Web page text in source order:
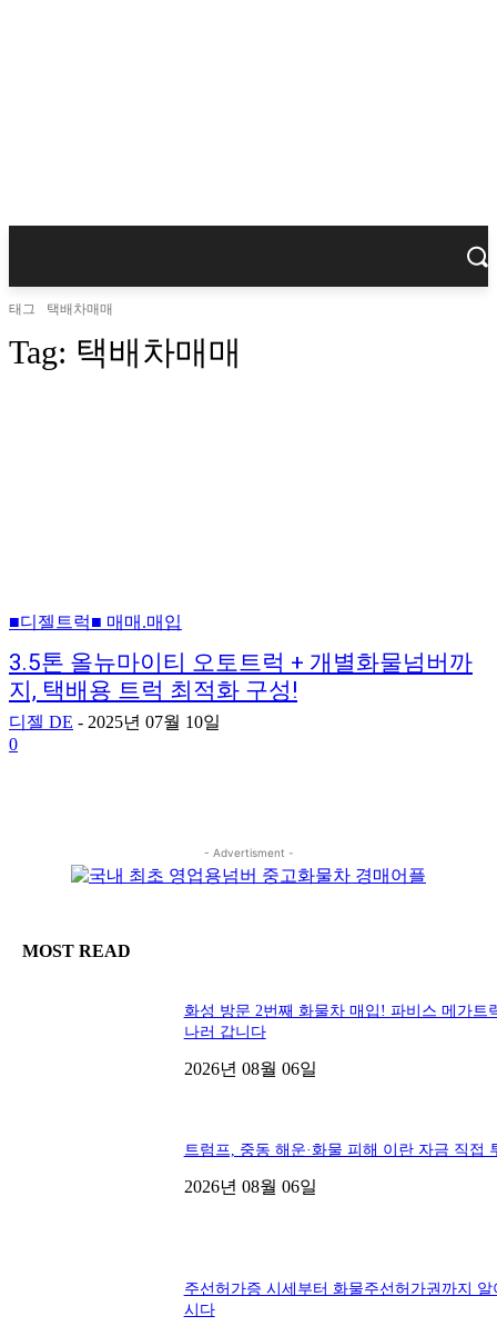
태그 택배차매매
Tag: 택배차매매
■디젤트럭■ 매매.매입
3.5톤 올뉴마이티 오토트럭 + 개별화물넘버까
지, 택배용 트럭 최적화 구성!
디젤 DE - 2025년 07월 10일
0
- Advertisment -
MOST READ
화성 방문 2번째 화물차 매입! 파비스 메가트
나러 갑니다
2026년 08월 06일
트럼프, 중동 해운·화물 피해 이란 자금 직접
2026년 08월 06일
주선허가증 시세부터 화물주선허가권까지 알
시다